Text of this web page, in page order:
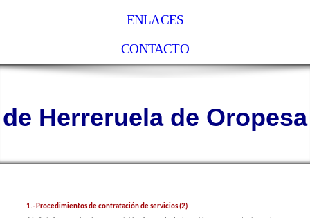
ENLACES
CONTACTO
de Herreruela de Oropesa
1.- Procedimientos de contratación de servicios (2)